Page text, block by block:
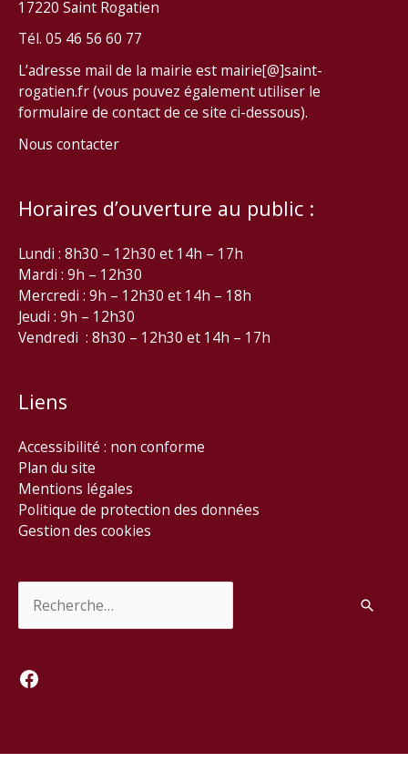
17220 Saint Rogatien
Tél. 05 46 56 60 77
L’adresse mail de la mairie est mairie[@]saint-
rogatien.fr (vous pouvez également utiliser le
formulaire de contact de ce site ci-dessous).
Nous contacter
Horaires d’ouverture au public :
Lundi : 8h30 – 12h30 et 14h – 17h
Mardi : 9h – 12h30
Mercredi : 9h – 12h30 et 14h – 18h
Jeudi : 9h – 12h30
Vendredi : 8h30 – 12h30 et 14h – 17h
Liens
Accessibilité : non conforme
Plan du site
Mentions légales
Politique de protection des données
Gestion des cookies
Facebook